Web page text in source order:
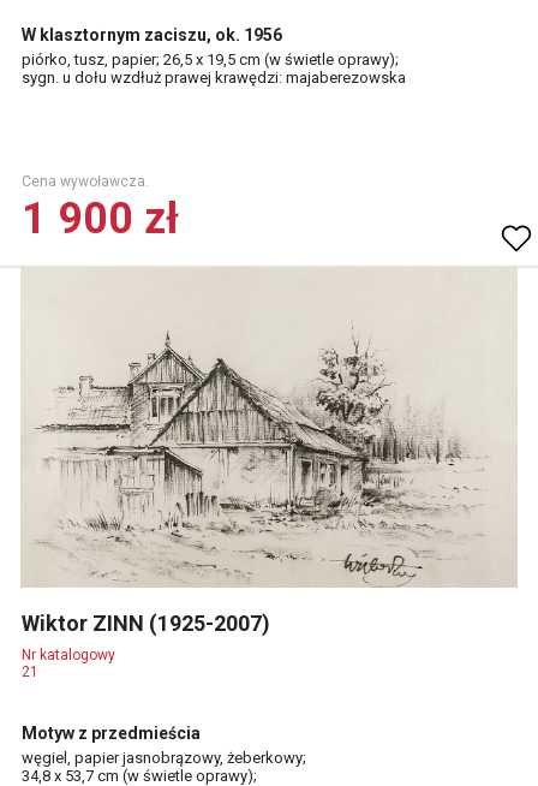
W klasztornym zaciszu, ok. 1956
piórko, tusz, papier; 26,5 x 19,5 cm (w świetle oprawy);
sygn. u dołu wzdłuż prawej krawędzi: majaberezowska
Cena wywoławcza.
1 900 zł
Wiktor ZINN (1925-2007)
Nr katalogowy
21
Motyw z przedmieścia
węgiel, papier jasnobrązowy, żeberkowy;
34,8 x 53,7 cm (w świetle oprawy);